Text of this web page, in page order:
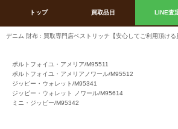
トップ 買取品目 LINE査
デニム 財布 : 買取専門店ベストリッチ【安心してご利用頂ける
ポルトフォイユ・アメリア/M95511
ポルトフォイユ・アメリアノワール/M95512
ジッピー・ウォレット/M95341
ジッピー・ウォレット ノワール/M95614
ミニ・ジッピー/M95342